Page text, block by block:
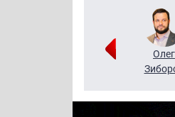
Григорий
Олег